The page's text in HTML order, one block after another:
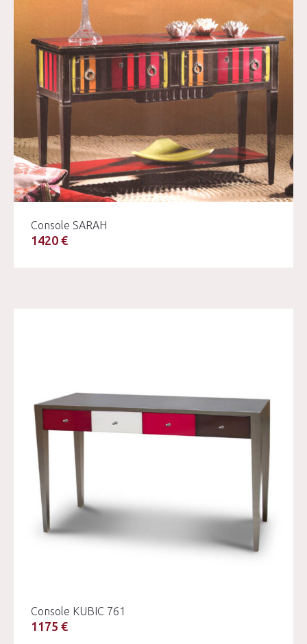
Console SARAH
1420 €
Console KUBIC 761
1175 €